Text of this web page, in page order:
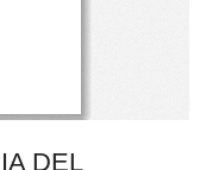
DEL